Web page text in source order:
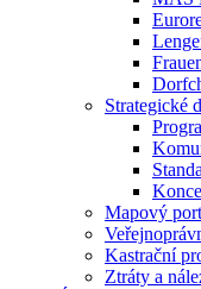
Strategické
Mapový
Kastrační
Ztráty a